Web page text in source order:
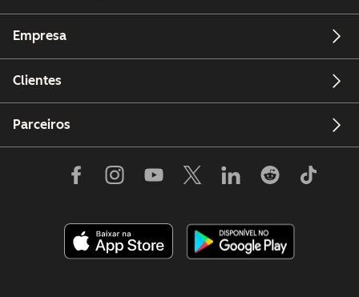
Empresa
Clientes
Parceiros